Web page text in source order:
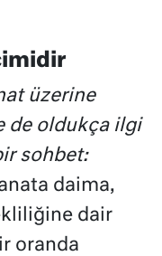
üzerine
de oldukça ilgi
sohbet:
daima,
dair
oranda